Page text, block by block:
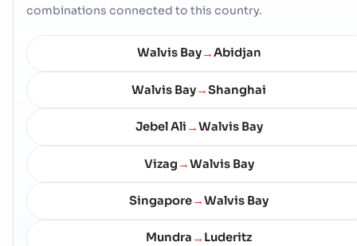
combinations connected to this country.
Walvis Bay→Abidjan
Walvis Bay→Shanghai
Jebel Ali →Walvis Bay
Vizag →Walvis Bay
Singapore→Walvis Bay
Mundra → Luderitz